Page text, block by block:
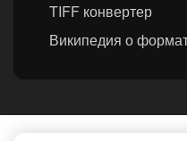
TIFF конвертер
Википедия о